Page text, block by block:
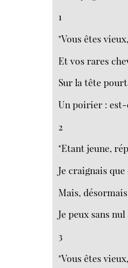
1
"Vous êtes
Et vos rares
Sur la tête
Un poirier : est-
2
"Etant jeune,
Je craignais
Mais,
Je peux sans
3
"Vous êtes